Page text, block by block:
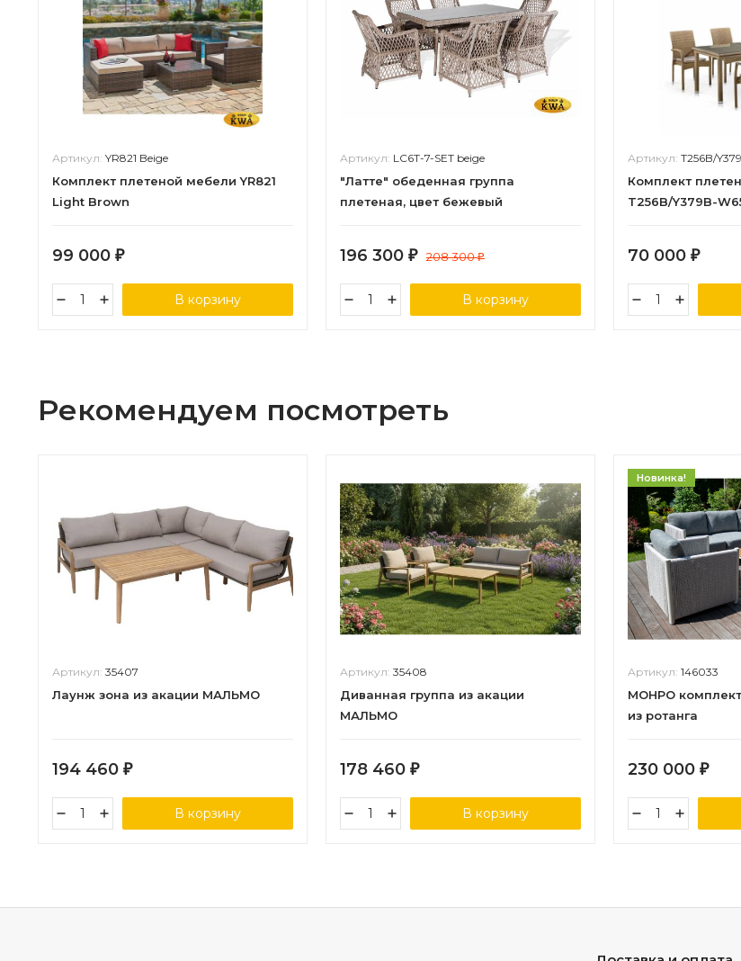
Артикул: YR821 Beige
Комплект плетеной мебели YR821
Light Brown
99 000 ₽
В корзину
Артикул: LC6T-7-SET beige
"Латте" обеденная группа
плетеная, цвет бежевый
196 300 ₽ 208 300₽
В корзину
Артикул: T256B/
Комплект
T256B/Y379B-
70 000 ₽
Рекомендуем посмотреть
Артикул: 35407
Лаунж зона из акации МАЛЬМО
194 460 ₽
В корзину
Артикул: 35408
Диванная группа из акации
МАЛЬМО
178 460 ₽
В корзину
Новинка!
Артикул: 146033
МОНРО
из ротанга
230 000 ₽